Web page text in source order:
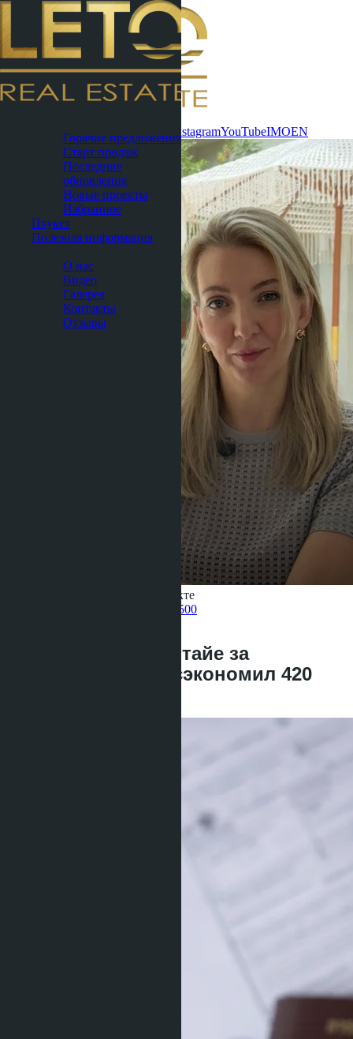
WhatsApp InstagramYouTubeIMOEN
Горячие предложения
Старт продаж
Последние
обновления
Новые проекты
Избранное
Пхукет
Полезная информация
О нас
Видео
Галерея
Контакты
Отзывы
Получить информацию об объекте
+66 80 006 4500
Купил кондо в Паттайе за
криптовалюту — сэкономил 420